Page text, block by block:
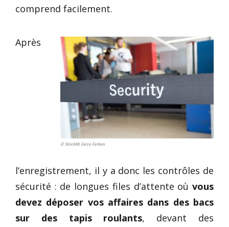
comprend facilement.
© Stocklib Geza Farkas
Après
l’enregistrement, il y a donc les contrôles de
sécurité : de longues files d’attente où vous
devez déposer vos affaires dans des bacs
sur des tapis roulants, devant des